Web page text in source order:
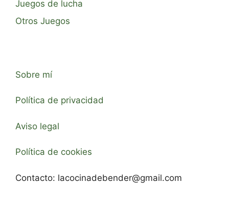
Juegos de lucha
Otros Juegos
Sobre mí
Política de privacidad
Aviso legal
Política de cookies
Contacto: lacocinadebender@gmail.com